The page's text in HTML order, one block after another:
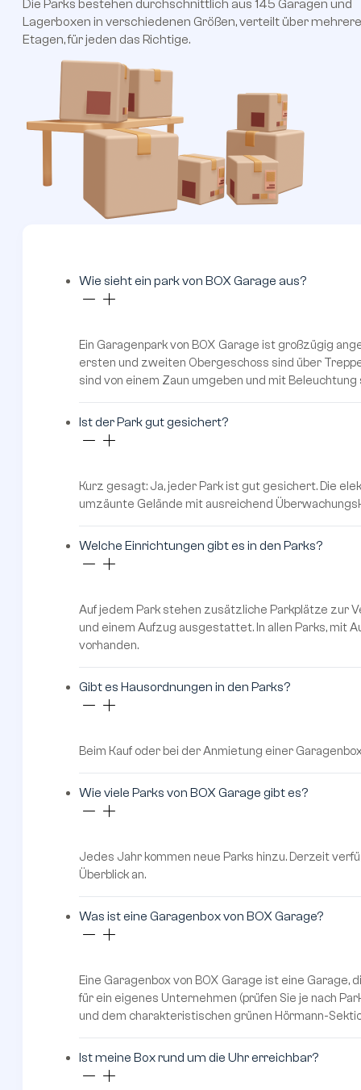
Die Parks bestehen durchschnittlich aus 145 Garagen und
Lagerboxen in verschiedenen Größen, verteilt über mehrere
Etagen, für jeden das Richtige.
Wie sieht ein park von BOX Garage aus?
Ein Garagenpark von BOX Garage ist großzügig
ersten und zweiten Obergeschoss sind über
sind von einem Zaun umgeben und mit
Ist der Park gut gesichert?
Kurz gesagt: Ja, jeder Park ist gut gesichert. Die
umzäunte Gelände mit ausreichend
Welche Einrichtungen gibt es in den Parks?
Auf jedem Park stehen zusätzliche Parkplätze zur
und einem Aufzug ausgestattet. In allen Parks, mit
vorhanden.
Gibt es Hausordnungen in den Parks?
Beim Kauf oder bei der Anmietung einer
Wie viele Parks von BOX Garage gibt es?
Jedes Jahr kommen neue Parks hinzu. Derzeit
Überblick an.
Was ist eine Garagenbox von BOX Garage?
Eine Garagenbox von BOX Garage ist eine
für ein eigenes Unternehmen (prüfen Sie je nach
und dem charakteristischen grünen Hörmann-
Ist meine Box rund um die Uhr erreichbar?